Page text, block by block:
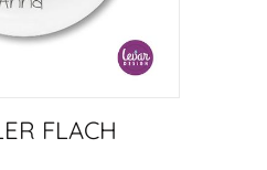
FLACH